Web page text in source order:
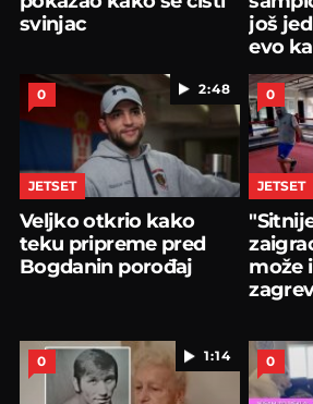
svinjac
još
evo
2:48
0
JETSET
Veljko otkrio kako
teku pripreme pred
Bogdanin porođaj
0
JETSET
može
1:14
0 0